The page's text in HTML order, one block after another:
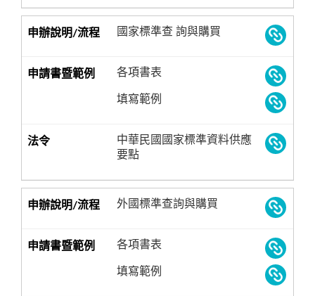
國家標準查 詢與購買
各項書表
填寫範例
中華民國國家標準資料供應
要點
外國標準查詢與購買
各項書表
填寫範例